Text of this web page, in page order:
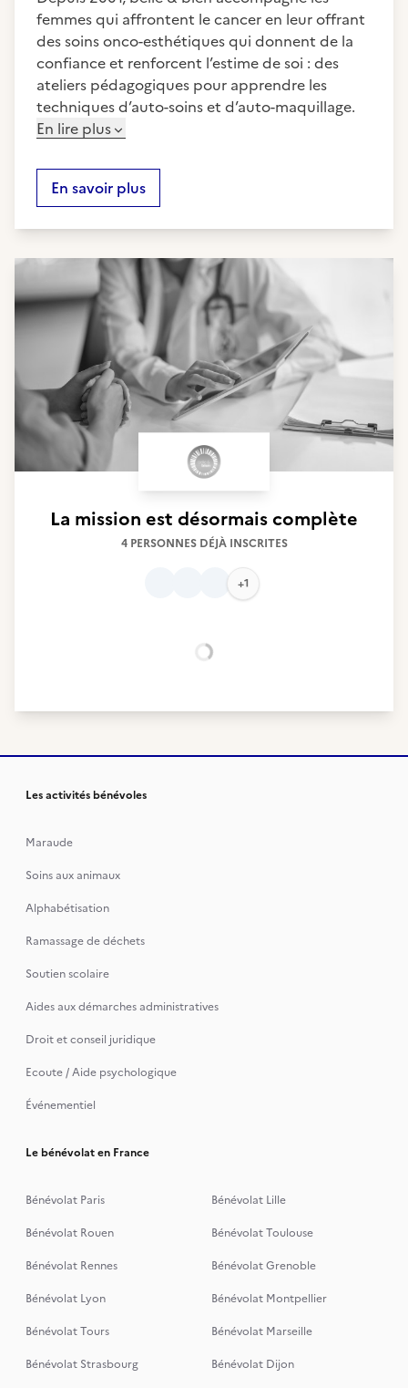
femmes qui affrontent le cancer en leur offrant
des soins onco-esthétiques qui donnent de la
confiance et renforcent l’estime de soi : des
ateliers pédagogiques pour apprendre les
techniques d’auto-soins et d’auto-maquillage.
En lire plus
En savoir plus
La mission est désormais complète
4 PERSONNES DÉJÀ INSCRITES
+1
Chargement...
Les activités bénévoles
Maraude
Soins aux animaux
Alphabétisation
Ramassage de déchets
Soutien scolaire
Aides aux démarches administratives
Droit et conseil juridique
Ecoute / Aide psychologique
Événementiel
Le bénévolat en France
Bénévolat Paris
Bénévolat Lille
Bénévolat Rouen
Bénévolat Toulouse
Bénévolat Rennes
Bénévolat Grenoble
Bénévolat Lyon
Bénévolat Montpellier
Bénévolat Tours
Bénévolat Marseille
Bénévolat Strasbourg
Bénévolat Dijon